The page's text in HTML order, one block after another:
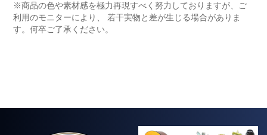
※商品の色や素材感を極力再現すべく努力しておりますが、ご
利用のモニターにより、 若干実物と差が生じる場合がありま
す。何卒ご了承ください。